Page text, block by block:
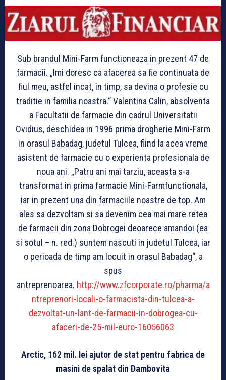
Sub brandul Mini-Farm functioneaza in prezent 47 de
farmacii. „Imi doresc ca afacerea sa fie continuata de
fiul meu, astfel incat, in timp, sa devina o profesie cu
traditie in familia noastra.“ Valentina Calin, absolventa
a Facultatii de farmacie din cadrul Universitatii
Ovidius, deschidea in 1996 prima drogherie Mini-Farm
in orasul Babadag, judetul Tulcea, fiind la acea vreme
asistent de farmacie cu o experienta profesionala de
noua ani. „Patru ani mai tarziu, aceasta s-a
transformat in prima farmacie Mini-Farmfunctionala,
iar in prezent una din farmaciile noastre de top. Am
ales sa dezvoltam si sa devenim cea mai mare retea
de farmacii din zona Dobrogei deoarece amandoi (ea
si sotul – n. red.) suntem nascuti in judetul Tulcea, iar
o perioada de timp am locuit in orasul Babadag“, a
spus
antreprenoarea. http://www.zfcorporate.ro/pharma/a
ntreprenori-locali-o-farmacista-din-tulcea-a-
dezvoltat-un-lant-de-farmacii-in-dobrogea-cu-
afaceri-de-25-mil-euro-16056063
Arctic, 162 mil. lei ajutor de stat pentru fabrica de
masini de spalat din Dambovita